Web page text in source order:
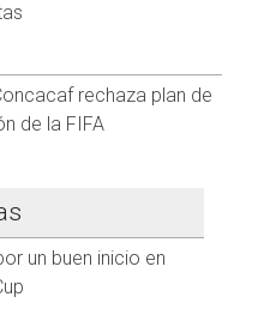
pintaron de celeste con la
del inmueble la mayoría era
rechaza plan de
de la FIFA
un buen inicio en